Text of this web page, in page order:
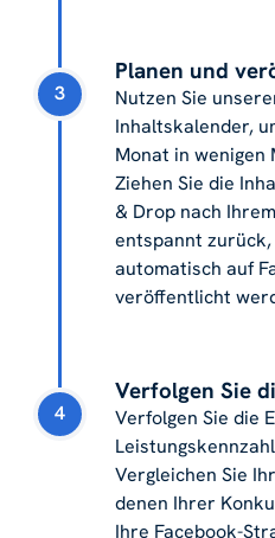
3
Planen und
Nutzen Sie
Inhaltskalender,
Monat in wenigen
Ziehen Sie die
& Drop nach
entspannt
automatisch auf
veröffentlicht
4
Verfolgen Sie
Verfolgen Sie die
Vergleichen Sie
denen Ihrer
Ihre Facebook-